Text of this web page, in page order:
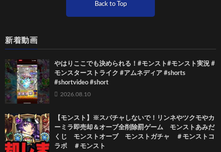
Back to Top
新着動画
やはりここでも決められる！#モンスト#モンスト実況 #
モンスターストライク #アムネディア #shorts
#shortvideo #short
2026.08.10
【モンスト】※スパチャしないで！リンネやツクモやカ
ーミラ即売却＆オーブ全削除罰ゲーム モンストあみだ
くじ モンストオーブ モンストガチャ ＃モンストコ
ラボ ＃モンスト